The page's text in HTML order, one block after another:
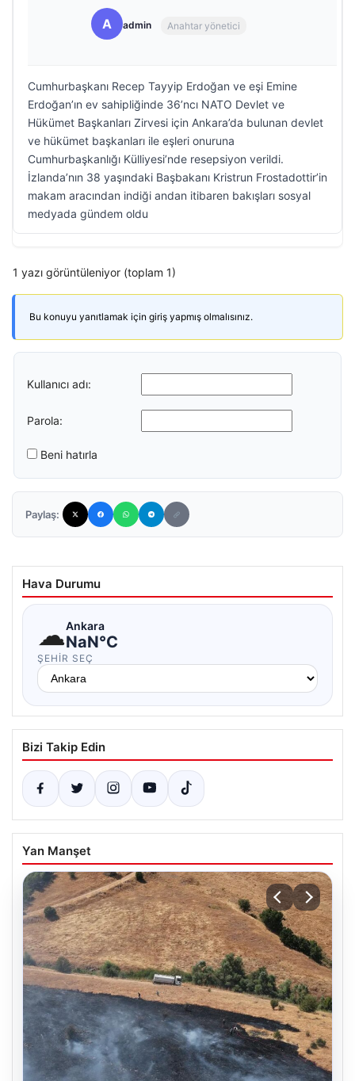
A admin Anahtar yönetici
Cumhurbaşkanı Recep Tayyip Erdoğan ve eşi Emine
Erdoğan’ın ev sahipliğinde 36’ncı NATO Devlet ve
Hükümet Başkanları Zirvesi için Ankara’da bulunan devlet
ve hükümet başkanları ile eşleri onuruna
Cumhurbaşkanlığı Külliyesi’nde resepsiyon verildi.
İzlanda’nın 38 yaşındaki Başbakanı Kristrun Frostadottir’in
makam aracından indiği andan itibaren bakışları sosyal
medyada gündem oldu
1 yazı görüntüleniyor (toplam 1)
Bu konuyu yanıtlamak için giriş yapmış olmalısınız.
Kullanıcı adı:
Parola:
Beni hatırla
Paylaş:
Hava Durumu
☁Ankara
NaN°C
ŞEHIR SEÇ
Bizi Takip Edin
Yan Manşet